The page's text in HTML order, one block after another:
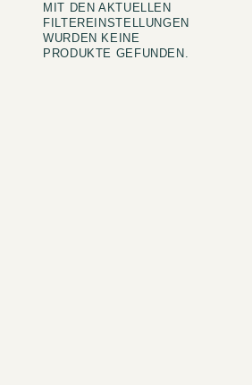
MIT DEN AKTUELLEN
FILTEREINSTELLUNGEN
WURDEN KEINE
PRODUKTE GEFUNDEN.